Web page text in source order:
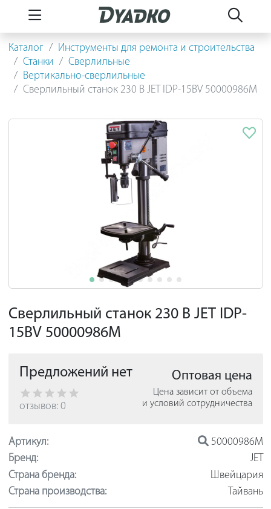
Каталог
Инструменты для ремонта и строительства
Станки
Сверлильные
Вертикально-сверлильные
Сверлильный станок 230 В JET IDP-15BV 50000986M
Сверлильный станок 230 В JET IDP-
15BV 50000986M
Предложений нет
отзывов: 0
Оптовая цена
Цена зависит от объема
и условий сотрудничества
Артикул:
50000986M
Бренд:
JET
Страна бренда:
Швейцария
Страна производства:
Тайвань